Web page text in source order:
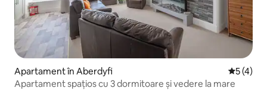
Apartament în Aberdyfi Scor
5 (4)
Apartament spațios cu 3 dormitoare și vedere la mare